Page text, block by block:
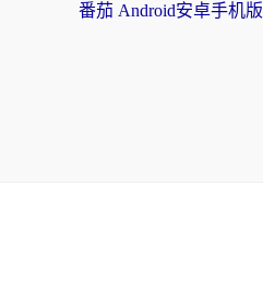
番茄 Android安卓手机版